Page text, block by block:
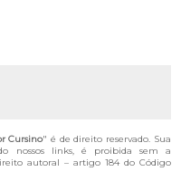
Cursino" é de direito reservado. Sua
nossos links, é proibida sem a
autoral – artigo 184 do Código